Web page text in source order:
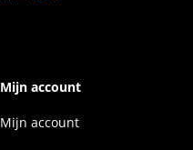
Mijn account
Mijn account